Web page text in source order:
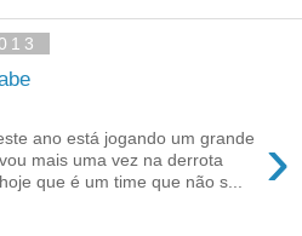
›
ano está jogando um grande
mais uma vez na derrota
que é um time que não s...